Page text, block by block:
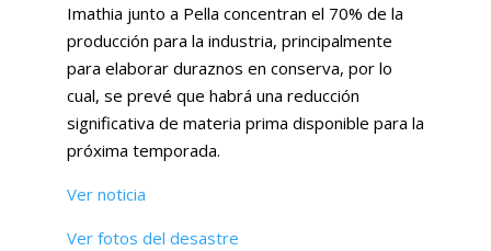
Imathia junto a Pella concentran el 70% de la
producción para la industria, principalmente
para elaborar duraznos en conserva, por lo
cual, se prevé que habrá una reducción
significativa de materia prima disponible para la
próxima temporada.
Ver noticia
Ver fotos del desastre